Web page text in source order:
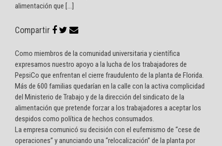
alimentación que […]
Compartir
Como miembros de la comunidad universitaria y científica
expresamos nuestro apoyo a la lucha de los trabajadores de
PepsiCo que enfrentan el cierre fraudulento de la planta de Florida.
Más de 600 familias quedarían en la calle con la activa complicidad
del Ministerio de Trabajo y de la dirección del sindicato de la
alimentación que pretende forzar a los trabajadores a aceptar los
despidos como política de hechos consumados.
La empresa comunicó su decisión con el eufemismo de “cese de
operaciones” y anunciando una “relocalización” de la planta por